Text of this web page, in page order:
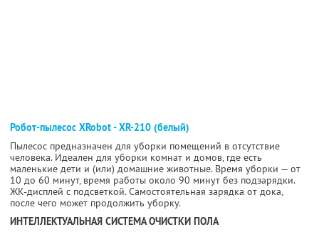
Робот-пылесос XRobot - XR-210 (белый)
Пылесос предназначен для уборки помещений в отсутствие
человека. Идеален для уборки комнат и домов, где есть
маленькие дети и (или) домашние животные. Время уборки — от
10 до 60 минут, время работы около 90 минут без подзарядки.
ЖК-дисплей с подсветкой. Самостоятельная зарядка от дока,
после чего может продолжить уборку.
ИНТЕЛЛЕКТУАЛЬНАЯ СИСТЕМА ОЧИСТКИ ПОЛА